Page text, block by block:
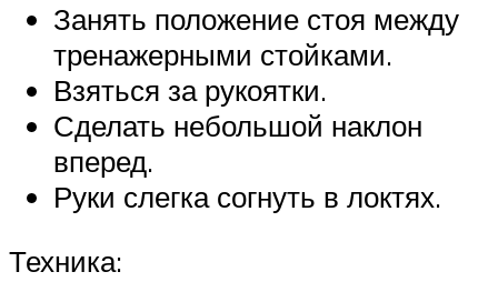
Занять положение стоя между
тренажерными стойками.
Взяться за рукоятки.
Сделать небольшой наклон
вперед.
Руки слегка согнуть в локтях.
Техника: